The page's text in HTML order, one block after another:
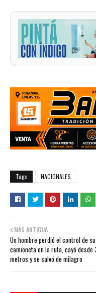
Tags NACIONALES
MÁS ANTIGUA
Un hombre perdió el control de su
camioneta en la ruta, cayó desde
metros y se salvó de milagro